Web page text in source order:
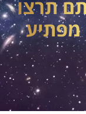
תרצו
מפתיע